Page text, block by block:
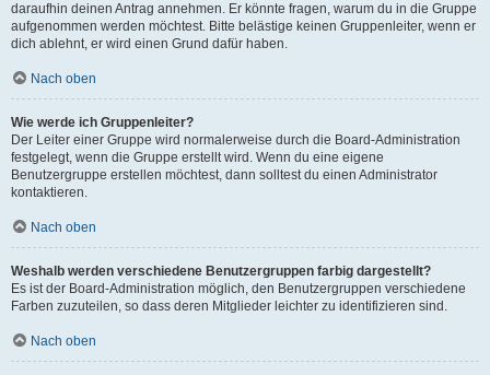
daraufhin deinen Antrag annehmen. Er könnte fragen, warum du in die Gruppe
aufgenommen werden möchtest. Bitte belästige keinen Gruppenleiter, wenn er
dich ablehnt, er wird einen Grund dafür haben.
Nach oben
Wie werde ich Gruppenleiter?
Der Leiter einer Gruppe wird normalerweise durch die Board-Administration
festgelegt, wenn die Gruppe erstellt wird. Wenn du eine eigene
Benutzergruppe erstellen möchtest, dann solltest du einen Administrator
kontaktieren.
Nach oben
Weshalb werden verschiedene Benutzergruppen farbig dargestellt?
Es ist der Board-Administration möglich, den Benutzergruppen verschiedene
Farben zuzuteilen, so dass deren Mitglieder leichter zu identifizieren sind.
Nach oben